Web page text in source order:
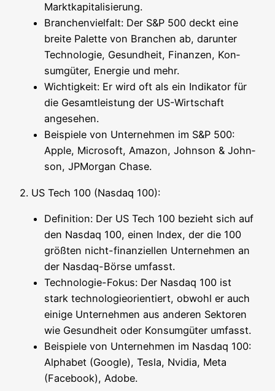
Marktkapitalisierung.
Bran­chen­viel­falt: Der S&P 500 deckt eine
brei­te Palet­te von Bran­chen ab, dar­un­ter
Tech­no­lo­gie, Gesund­heit, Finan­zen, Kon­
sum­gü­ter, Ener­gie und mehr.
Wich­tig­keit: Er wird oft als ein Indi­ka­tor für
die Gesamt­leis­tung der US-Wirt­schaft
angesehen.
Bei­spie­le von Unter­neh­men im S&P 500:
Apple, Micro­soft, Ama­zon, John­son & John­
son, JPMor­gan Chase.
2. US Tech 100 (Nasdaq 100):
Defi­ni­ti­on: Der US Tech 100 bezieht sich auf
den Nasdaq 100, einen Index, der die 100
größ­ten nicht-finan­zi­el­len Unter­neh­men an
der Nasdaq-Bör­se umfasst.
Tech­no­lo­gie-Fokus: Der Nasdaq 100 ist
stark tech­no­lo­gie­ori­en­tiert, obwohl er auch
eini­ge Unter­neh­men aus ande­ren Sek­to­ren
wie Gesund­heit oder Kon­sum­gü­ter umfasst.
Bei­spie­le von Unter­neh­men im Nasdaq 100:
Alpha­bet (Goog­le), Tes­la, Nvi­dia, Meta
(Face­book), Adobe.